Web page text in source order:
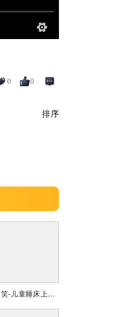
0 0
排序
酷皇影视-搞笑-儿童睡床上表演超级艺术